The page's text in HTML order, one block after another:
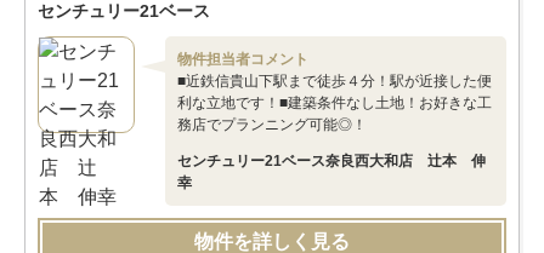
センチュリー21ベース
物件担当者コメント
■近鉄信貴山下駅まで徒歩４分！駅が近接した便
利な立地です！■建築条件なし土地！お好きな工
務店でプランニング可能◎！
センチュリー21ベース奈良西大和店 辻本 伸
幸
物件を詳しく見る